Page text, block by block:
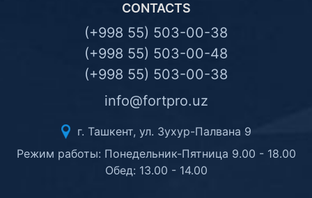
CONTACTS
(+998 55) 503-00-38
(+998 55) 503-00-48
(+998 55) 503-00-38
info@fortpro.uz
г. Ташкент, ул. Зухур-Палвана 9
Режим работы: Понедельник-Пятница 9.00 - 18.00
Обед: 13.00 - 14.00